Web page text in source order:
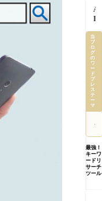
返
す
っ
て
知
っ
て
ま
し
た
公
式
明
か
し
証
ル
に
覚
え
さ
せ
た
ら
記
事
作
成
か
ら
画
像
下
書
き
「
ー
ス
「
ー
プ
っ
て
何
A
I
く
伝
わ
る
p
a
k」
完
全
解
説
特
徴
育
て
で
【
内
提
案
d
e
i
n
C
h
r
o
m
e
を
全
に
使
う
た
め
A
I
さ
い
し
ょ
に
や
る
べ
き
１
つ
の
こ
当
ブ
ロ
グ
の
ワ
ー
ド
プ
レ
ス
テ
ー
マ
最強！
キーワ
ードリ
サーチ
ツール